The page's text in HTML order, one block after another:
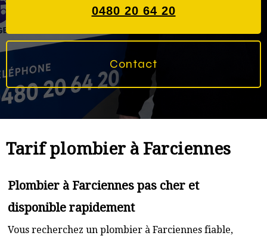
0480 20 64 20
Contact
Tarif plombier à Farciennes
Plombier à Farciennes pas cher et
disponible rapidement
Vous recherchez un plombier à Farciennes fiable,